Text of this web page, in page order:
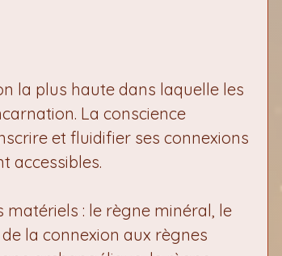
la plus haute dans laquelle les
La conscience
et fluidifier ses connexions
accessibles.
matériels : le règne minéral, le
la connexion aux règnes